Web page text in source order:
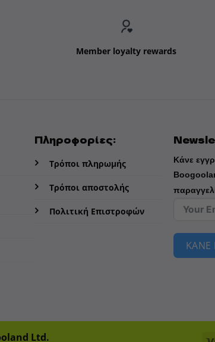
Member loyalty rewards
Πληροφορίες:
Τρόποι πληρωμής
Τρόποι αποστολής
Πολιτική Επιστροφών
Κάνε
ΚΑΝΕ
Ltd.